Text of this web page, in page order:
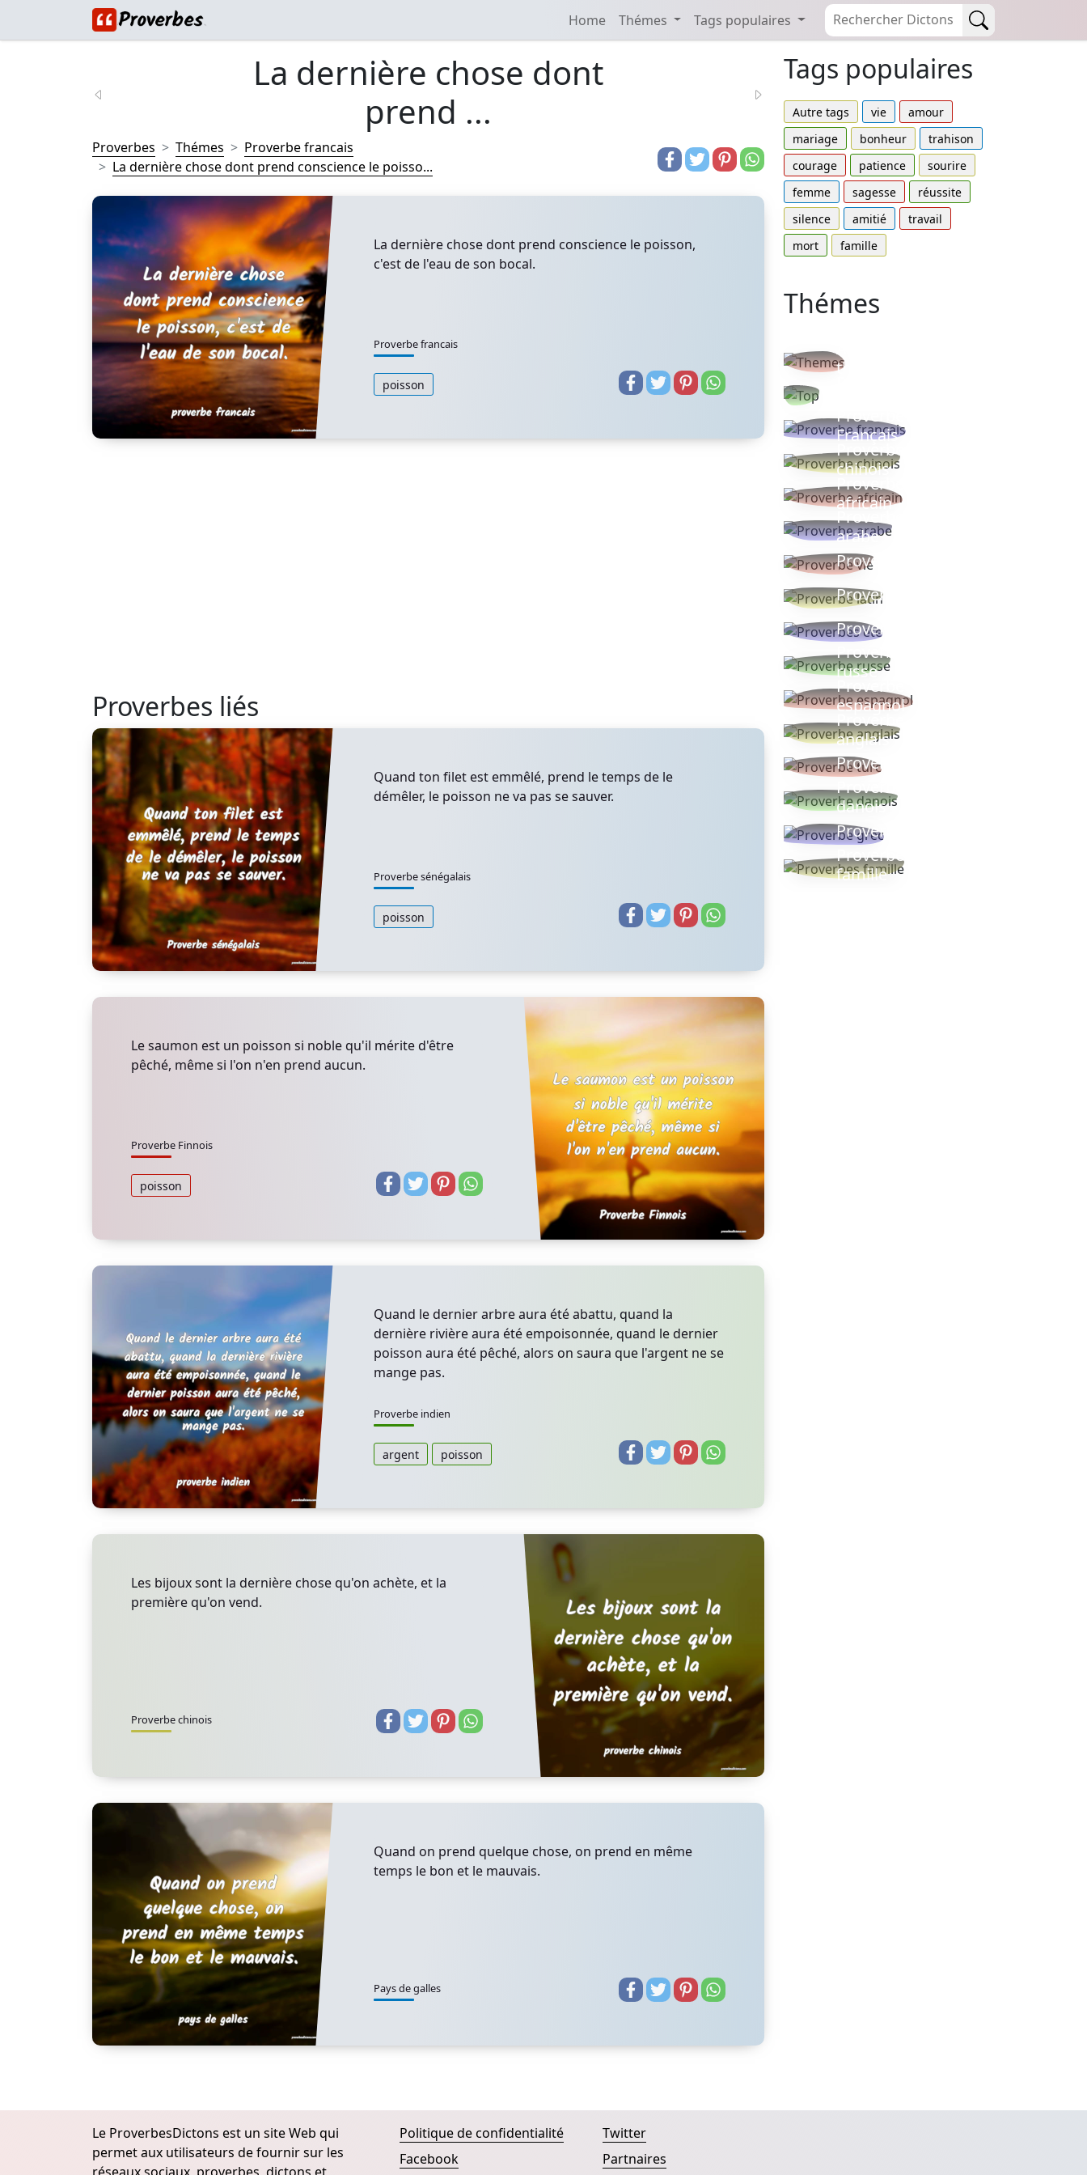
Home Thémes Tags populaires
La dernière chose dont
prend ...
Proverbes Thémes
Proverbe francais
La dernière chose dont prend conscience le poisso...
La dernière chose dont prend conscience le poisson,
c'est de l'eau de son bocal.
Proverbe francais
poisson
Proverbes liés
Quand ton filet est emmêlé, prend le temps de le
démêler, le poisson ne va pas se sauver.
Proverbe sénégalais
poisson
Le saumon est un poisson si noble qu'il mérite d'être
pêché, même si l'on n'en prend aucun.
Proverbe Finnois
poisson
Quand le dernier arbre aura été abattu, quand la
dernière rivière aura été empoisonnée, quand le dernier
poisson aura été pêché, alors on saura que l'argent ne se
mange pas.
Proverbe indien
argent poisson
Les bijoux sont la dernière chose qu'on achète, et la
première qu'on vend.
Proverbe chinois
Quand on prend quelque chose, on prend en même
temps le bon et le mauvais.
Pays de galles
Tags populaires
Autre tags vie
amour
mariage
bonheur
trahison
courage
patience
sourire
femme
sagesse
réussite
silence
amitié
travail
mort
famille
Thémes
thèmes
Proverbe
Français
Proverbe
chinois
Proverbe
africain
Proverbe
arabe
Proverbe vie
Proverbe latin
Proverbes ete
Proverbe
russe
Proverbe
espagnol
Proverbe
anglais
Proverbe turc
Proverbe
danois
Proverbe grec
Proverbes
famille
Le ProverbesDictons est un site Web qui
permet aux utilisateurs de fournir sur les
Politique de confidentialité
Facebook
Twitter
Partnaires